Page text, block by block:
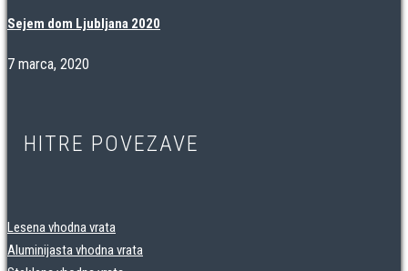
Sejem dom Ljubljana 2020
7 marca, 2020
HITRE POVEZAVE
Lesena vhodna vrata
Aluminijasta vhodna vrata